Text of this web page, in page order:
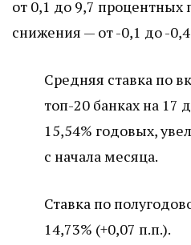
от 0,1 до 9,7 процентных
снижения — от -0,1 до -
Средняя ставка по
топ-20 банках на 17
15,54% годовых,
с начала месяца.
Ставка по
14,73% (+0,07 п.п.).